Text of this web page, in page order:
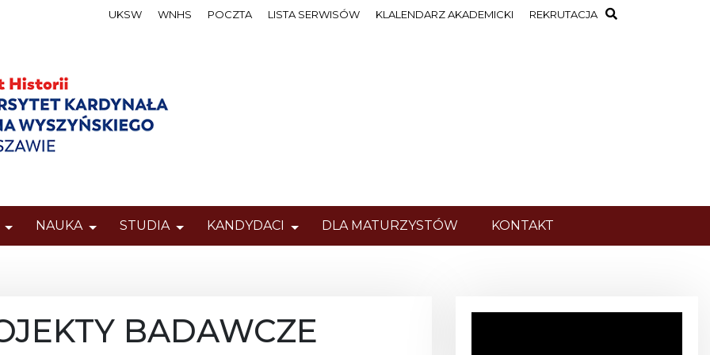
UKSW WNHS POCZTA LISTA SERWISÓW KLALENDARZ AKADEMICKI REKRUTACJA
NAUKA STUDIA KANDYDACI DLA MATURZYSTÓW KONTAKT
BADAWCZE